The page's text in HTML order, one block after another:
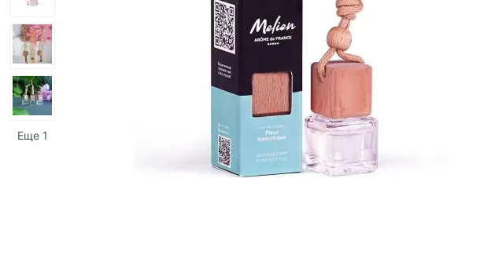
Еще 1